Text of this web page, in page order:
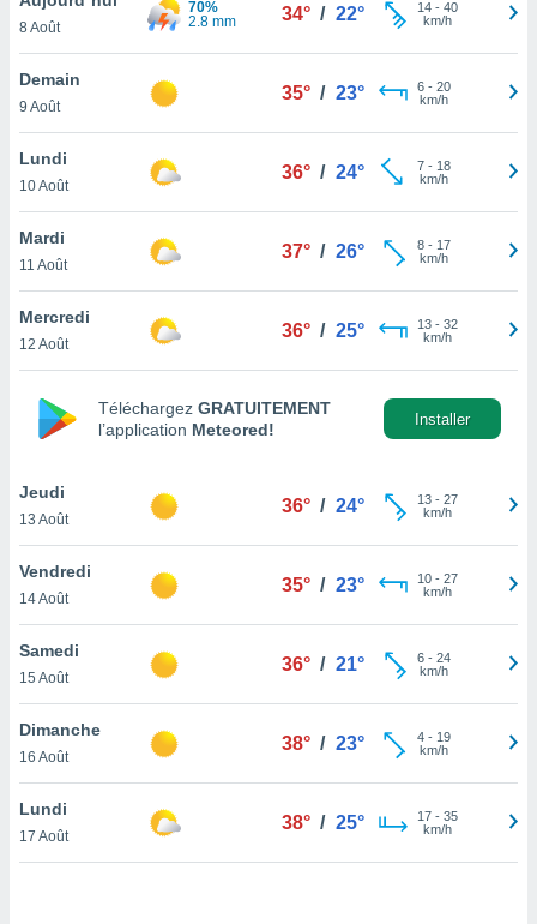
et
»,
au
vous
qu'ils
ou
le
ainsi
un
la
du
votre
à
en
le
8 Août
70%
2.8 mm
34° / 22° 14- 40
km/h
Demain
9 Août
35° / 23° 6- 20
km/h
Lundi
10 Août
36° / 24° 7- 18
km/h
Mardi
11 Août
37° / 26° 8- 17
km/h
Mercredi
12 Août
36° / 25° 13- 32
km/h
Téléchargez GRATUITEMENT
l’application Meteored!
Installer
Jeudi
13 Août
36° / 24° 13- 27
km/h
Vendredi
14 Août
35° / 23° 10- 27
km/h
Samedi
15 Août
36° / 21° 6- 24
km/h
Dimanche
16 Août
38° / 23° 4- 19
km/h
Lundi
17 Août
38° / 25° 17- 35
km/h